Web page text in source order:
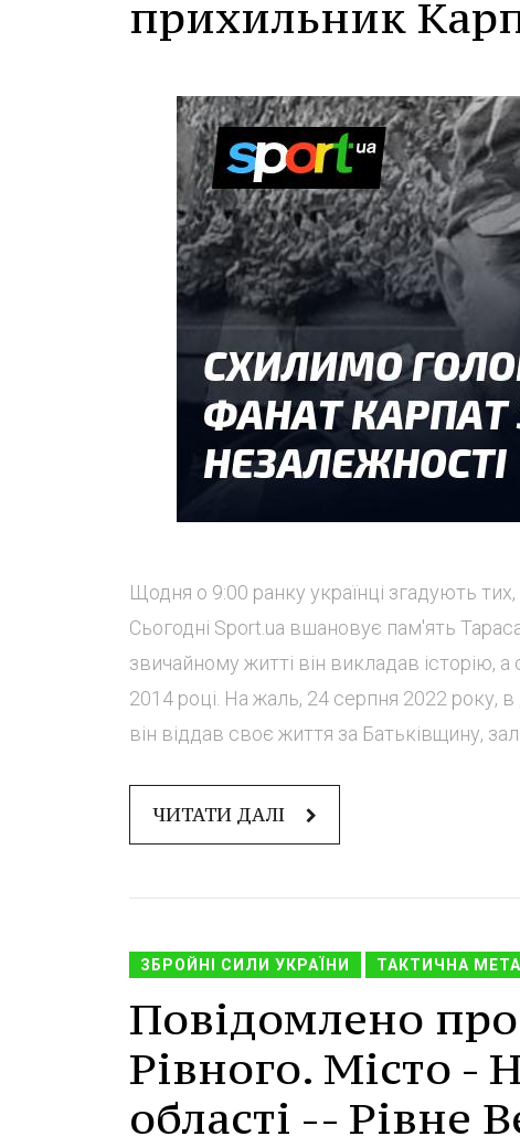
прихильник
Щодня о 9:00 ранку українці згадують
Сьогодні Sport.ua вшановує пам'ять
звичайному житті він викладав історію,
2014 році. На жаль, 24 серпня 2022 року,
він віддав своє життя за Батьківщину,
ЧИТАТИ ДАЛІ
ЗБРОЙНІ СИЛИ УКРАЇНИ ТАКТИЧНА МЕТА
Повідомлено про
Рівного. Місто -
області -- Рівне